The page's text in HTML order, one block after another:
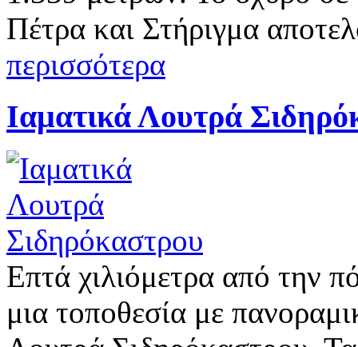
Πέτρα και Στήριγμα
περισσότερα
Ιαματικά Λουτρά
Επτά χιλιόμετρα από την
μια τοποθεσία με